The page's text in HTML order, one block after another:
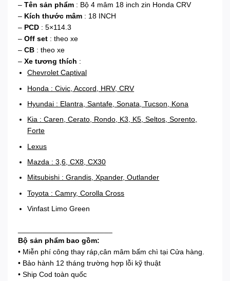
– Tên sản phẩm : Bộ 4 mâm 18 inch zin Honda CRV
– Kích thước mâm : 18 INCH
– PCD : 5×114.3
– Off set : theo xe
– CB : theo xe
– Xe tương thích :
Chevrolet Captival
Honda : Civic, Accord, HRV, CRV
Hyundai : Elantra, Santafe, Sonata, Tucson, Kona
Kia : Caren, Cerato, Rondo, K3, K5, Seltos, Sorento,
Forte
Lexus
Mazda : 3,6, CX8, CX30
Mitsubishi : Grandis, Xpander, Outlander
Toyota : Camry, Corolla Cross
Vinfast Limo Green
Bộ sản phẩm bao gồm:
• Miễn phí công thay ráp,cân mâm bấm chì tại Cửa hàng.
• Bảo hành 12 tháng trường hợp lỗi kỹ thuật
• Ship Cod toàn quốc